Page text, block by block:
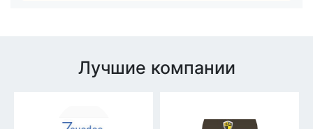
Лучшие компании